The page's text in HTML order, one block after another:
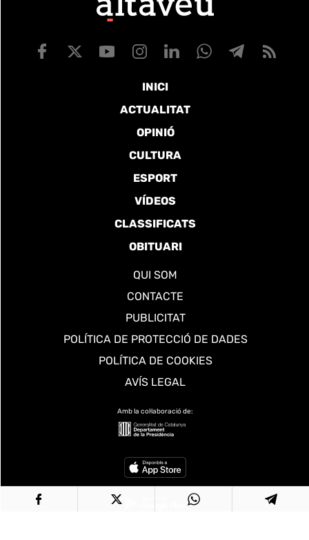
INICI
ACTUALITAT
OPINIÓ
CULTURA
ESPORT
VÍDEOS
CLASSIFICATS
OBITUARI
QUI SOM
CONTACTE
PUBLICITAT
POLÍTICA DE PROTECCIÓ DE DADES
POLÍTICA DE COOKIES
AVÍS LEGAL
Amb la col·laboració de: